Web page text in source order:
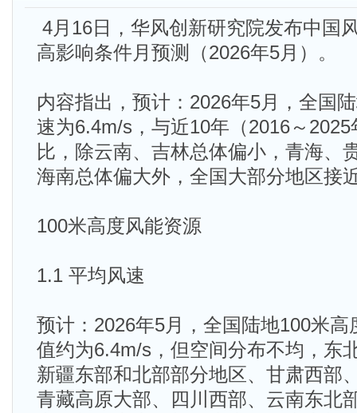
4月16日，华风创新研究院发布中国
高影响条件月预测（2026年5月）。
内容指出，预计：2026年5月，全国
速为6.4m/s，与近10年（2016～
比，除云南、吉林总体偏小，青海、
海南总体偏大外，全国大部分地区接
100米高度风能资源
1.1 平均风速
预计：2026年5月，全国陆地100米
值约为6.4m/s，但空间分布不均，东
新疆东部和北部部分地区、甘肃西部
青藏高原大部、四川西部、云南东北